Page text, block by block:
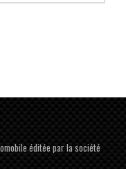
éditée par la société